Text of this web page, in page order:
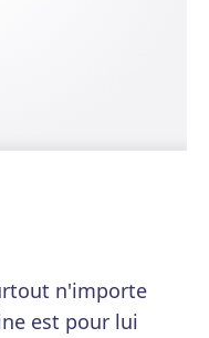
n'importe
est pour lui